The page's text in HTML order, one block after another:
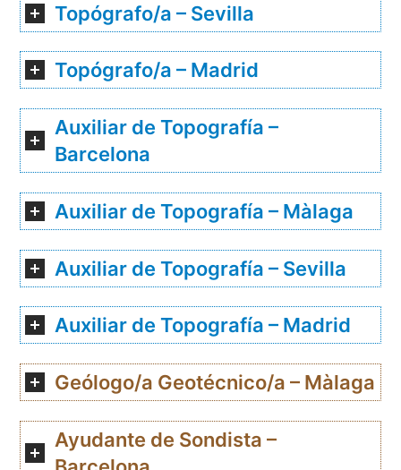
Topógrafo/a – Sevilla
Topógrafo/a – Madrid
Auxiliar de Topografía –
Barcelona
Auxiliar de Topografía – Màlaga
Auxiliar de Topografía – Sevilla
Auxiliar de Topografía – Madrid
Geólogo/a Geotécnico/a – Màlaga
Ayudante de Sondista –